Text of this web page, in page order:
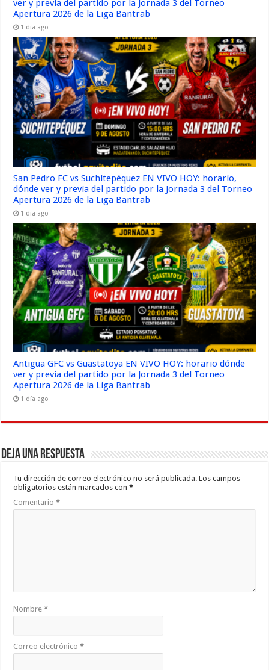
ver y previa del partido por la Jornada 3 del Torneo
Apertura 2026 de la Liga Bantrab
1 día ago
San Pedro FC vs Suchitepéquez EN VIVO HOY: horario,
dónde ver y previa del partido por la Jornada 3 del Torneo
Apertura 2026 de la Liga Bantrab
1 día ago
Antigua GFC vs Guastatoya EN VIVO HOY: horario dónde
ver y previa del partido por la Jornada 3 del Torneo
Apertura 2026 de la Liga Bantrab
1 día ago
Deja una respuesta
Tu dirección de correo electrónico no será publicada. Los campos
obligatorios están marcados con*
Comentario*
Nombre*
Correo electrónico*